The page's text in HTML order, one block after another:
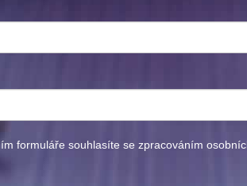
formuláře souhlasíte se zpracováním